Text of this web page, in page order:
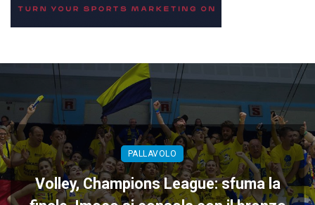
PALLAVOLO
Volley, Champions League: sfuma la